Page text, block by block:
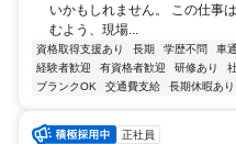
いかもしれません。 この仕事
むよう、現場...
資格取得支援あり 長期 学歴不問 車
経験者歓迎
有資格者歓迎 研修あり
ブランクOK
交通費支給 長期休暇あり
正社員